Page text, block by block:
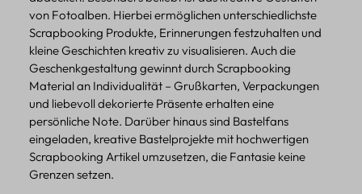
von Fotoalben. Hierbei ermöglichen unterschiedlichste
Scrapbooking Produkte, Erinnerungen festzuhalten und
kleine Geschichten kreativ zu visualisieren. Auch die
Geschenkgestaltung gewinnt durch Scrapbooking
Material an Individualität – Grußkarten, Verpackungen
und liebevoll dekorierte Präsente erhalten eine
persönliche Note. Darüber hinaus sind Bastelfans
eingeladen, kreative Bastelprojekte mit hochwertigen
Scrapbooking Artikel umzusetzen, die Fantasie keine
Grenzen setzen.